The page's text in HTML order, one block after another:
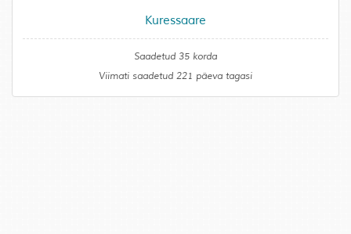
Kuressaare
Saadetud 35 korda
Viimati saadetud 221 päeva tagasi